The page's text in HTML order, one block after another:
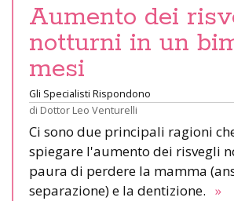
Aumento dei
notturni in un
mesi
Gli Specialisti Rispondono
di Dottor Leo Venturelli
Ci sono due principali ragioni
spiegare l'aumento dei risvegli
paura di perdere la mamma
separazione) e la dentizione. »